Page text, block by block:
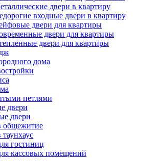
двери в квартиру
входные двери в квартиру
двери для квартиры
двери для квартиры
двери для квартиры
дома
петлями
двери
двери
общежитие
гостиниц
кассовых помещений